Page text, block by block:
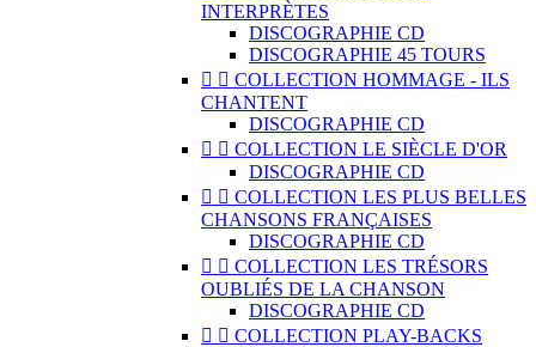
INTERPRÈTES
DISCOGRAPHIE CD
DISCOGRAPHIE 45 TOURS
  COLLECTION HOMMAGE - ILS
CHANTENT
DISCOGRAPHIE CD
  COLLECTION LE SIÈCLE D'OR
DISCOGRAPHIE CD
  COLLECTION LES PLUS BELLES
CHANSONS FRANÇAISES
DISCOGRAPHIE CD
  COLLECTION LES TRÉSORS
OUBLIÉS DE LA CHANSON
DISCOGRAPHIE CD
  COLLECTION PLAY-BACKS